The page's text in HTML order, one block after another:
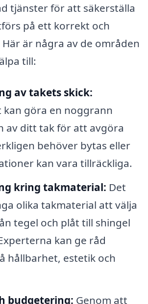
tjänster för att säkerställa
på ett korrekt och
är några av de områden
till:
av takets skick:
kan göra en noggrann
av ditt tak för att avgöra
behöver bytas eller
kan vara tillräckliga.
kring takmaterial: Det
olika takmaterial att välja
tegel och plåt till shingel
kan ge råd
hållbarhet, estetik och
budgetering: Genom att